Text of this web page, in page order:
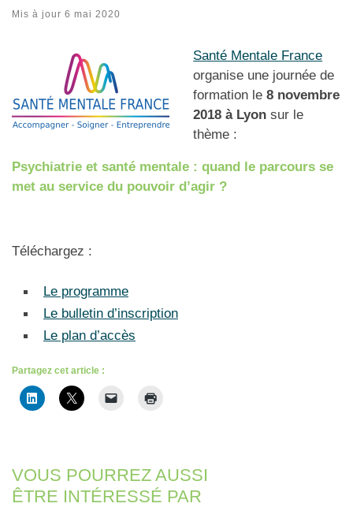
Mis à jour 6 mai 2020
Santé Mentale France
organise une journée de
formation le 8 novembre
2018 à Lyon sur le
thème :
Psychiatrie et santé mentale : quand le parcours se
met au service du pouvoir d’agir ?
Téléchargez :
Le programme
Le bulletin d’inscription
Le plan d’accès
Partagez cet article :
VOUS POURREZ AUSSI
ÊTRE INTÉRESSÉ PAR